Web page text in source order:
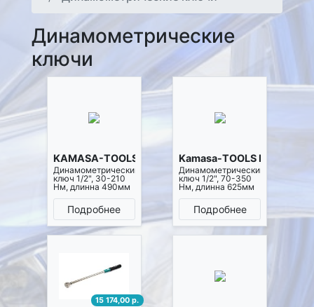
Динамометрические
ключи
KAMASA-TOOLS K2741
Динамометрический
ключ 1/2", 30-210
Нм, длинна 490мм
Подробнее
Kamasa-TOOLS K2742
Динамометрический
ключ 1/2", 70-350
Нм, длинна 625мм
Подробнее
15 174,00 р.